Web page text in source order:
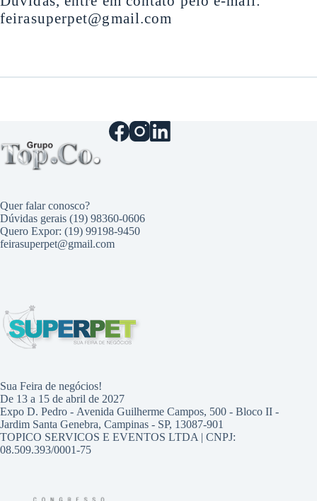
feirasuperpet@gmail.com
Quer falar conosco?
Dúvidas gerais (19) 98360-0606
Quero Expor: (19) 99198-9450
feirasuperpet@gmail.com
Sua Feira de negócios!
De 13 a 15 de abril de 2027
Expo D. Pedro - Avenida Guilherme Campos, 500 - Bloco II -
Jardim Santa Genebra, Campinas - SP, 13087-901
TOPICO SERVICOS E EVENTOS LTDA | CNPJ:
08.509.393/0001-75